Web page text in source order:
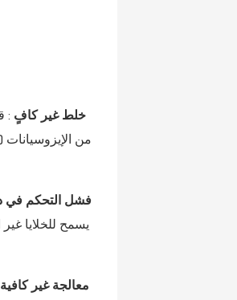
خلط غير كافٍ :
من
فشل التحكم في
معالجة غير كافية